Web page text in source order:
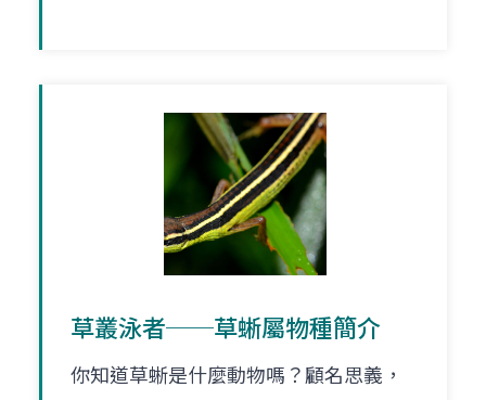
草叢泳者──草蜥屬物種簡介
你知道草蜥是什麼動物嗎？顧名思義，